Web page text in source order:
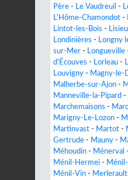
Père - Le Vaudreuil -
L'Hôme-Chamondot -
Lintot-les-Bois -
Londinières - Longny
sur-Mer - Longueville
d'Écouves - Lorleau -
Louvigny - Magny-le-
Malherbe-sur-Ajon -
Manneville-la-Pipard -
Marchemaisons -
Marigny-Le-Lozon -
Martinvast - Martot -
Gertrude - Mauny -
Méhoudin - Ménerval -
Ménil-Hermei -
Ménil-Vin -